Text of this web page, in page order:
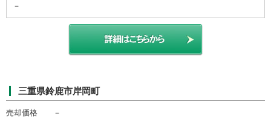
－
三重県鈴鹿市岸岡町
売却価格 －